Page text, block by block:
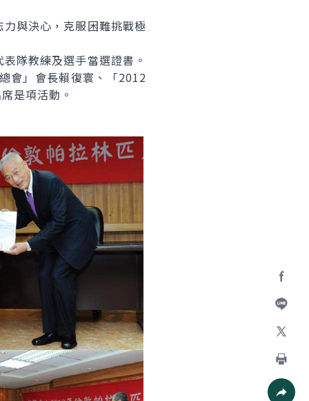
加入好
列印
與決心，克服困難挑戰極
隊教練及選手當選證書。
會」會長賴復寰、「2012
是項活動。